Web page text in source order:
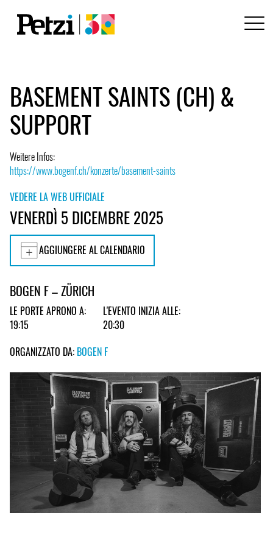
BASEMENT SAINTS (CH) &
SUPPORT
Weitere Infos:
https://www.bogenf.ch/konzerte/basement-saints
VEDERE LA WEB UFFICIALE
VENERDÌ 5 DICEMBRE 2025
AGGIUNGERE AL CALENDARIO
BOGEN F – ZÜRICH
LE PORTE APRONO A:
19:15
L'EVENTO INIZIA ALLE:
20:30
ORGANIZZATO DA: BOGEN F